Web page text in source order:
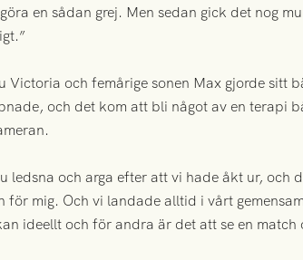
en sådan grej. Men sedan gick det nog
Victoria och femårige sonen Max gjorde sitt
och det kom att bli något av en terapi
ledsna och arga efter att vi hade åkt ur,
för mig. Och vi landade alltid i vårt
ideellt och för andra är det att se en match